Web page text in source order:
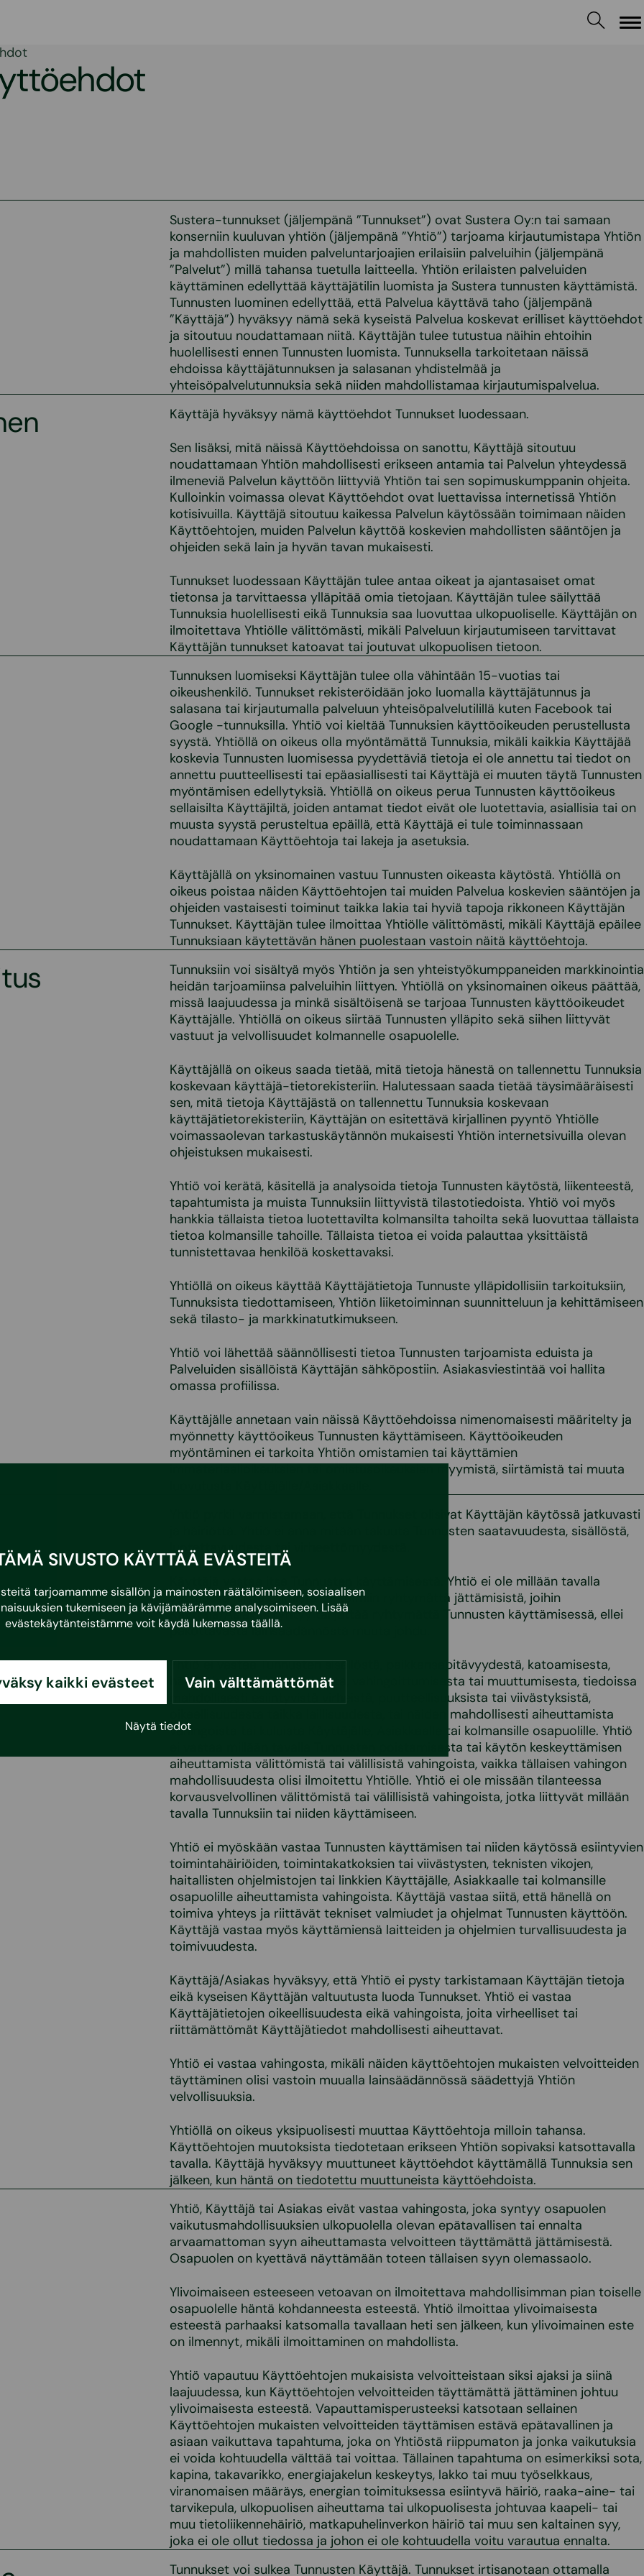
SIVUSTO KÄYTTÄÄ EVÄSTEITÄ
tarjoamamme sisällön ja mainosten räätälöimiseen, sosiaalisen
tukemiseen ja kävijämäärämme analysoimiseen. Lisää
evästekäytänteistämme voit käydä lukemassa täällä.
kaikki evästeet Vain välttämättömät
Näytä tiedot
Sustera-tunnukset (jäljempänä ”Tunnukset”) ovat Sustera Oy:n tai samaan
konserniin kuuluvan yhtiön (jäljempänä ”Yhtiö”) tarjoama kirjautumistapa Yhtiön
ja mahdollisten muiden palveluntarjoajien erilaisiin palveluihin (jäljempänä
”Palvelut”) millä tahansa tuetulla laitteella. Yhtiön erilaisten palveluiden
käyttäminen edellyttää käyttäjätilin luomista ja Sustera tunnusten käyttämistä.
Tunnusten luominen edellyttää, että Palvelua käyttävä taho (jäljempänä
”Käyttäjä”) hyväksyy nämä sekä kyseistä Palvelua koskevat erilliset käyttöehdot
ja sitoutuu noudattamaan niitä. Käyttäjän tulee tutustua näihin ehtoihin
huolellisesti ennen Tunnusten luomista. Tunnuksella tarkoitetaan näissä
ehdoissa käyttäjätunnuksen ja salasanan yhdistelmää ja
yhteisöpalvelutunnuksia sekä niiden mahdollistamaa kirjautumispalvelua.
Käyttäjä hyväksyy nämä käyttöehdot Tunnukset luodessaan.
Sen lisäksi, mitä näissä Käyttöehdoissa on sanottu, Käyttäjä sitoutuu
noudattamaan Yhtiön mahdollisesti erikseen antamia tai Palvelun yhteydessä
ilmeneviä Palvelun käyttöön liittyviä Yhtiön tai sen sopimuskumppanin ohjeita.
Kulloinkin voimassa olevat Käyttöehdot ovat luettavissa internetissä Yhtiön
kotisivuilla. Käyttäjä sitoutuu kaikessa Palvelun käytössään toimimaan näiden
Käyttöehtojen, muiden Palvelun käyttöä koskevien mahdollisten sääntöjen ja
ohjeiden sekä lain ja hyvän tavan mukaisesti.
Tunnukset luodessaan Käyttäjän tulee antaa oikeat ja ajantasaiset omat
tietonsa ja tarvittaessa ylläpitää omia tietojaan. Käyttäjän tulee säilyttää
Tunnuksia huolellisesti eikä Tunnuksia saa luovuttaa ulkopuoliselle. Käyttäjän on
ilmoitettava Yhtiölle välittömästi, mikäli Palveluun kirjautumiseen tarvittavat
Käyttäjän tunnukset katoavat tai joutuvat ulkopuolisen tietoon.
Tunnuksen luomiseksi Käyttäjän tulee olla vähintään 15-vuotias tai
oikeushenkilö. Tunnukset rekisteröidään joko luomalla käyttäjätunnus ja
salasana tai kirjautumalla palveluun yhteisöpalvelutilillä kuten Facebook tai
Google -tunnuksilla. Yhtiö voi kieltää Tunnuksien käyttöoikeuden perustellusta
syystä. Yhtiöllä on oikeus olla myöntämättä Tunnuksia, mikäli kaikkia Käyttäjää
koskevia Tunnusten luomisessa pyydettäviä tietoja ei ole annettu tai tiedot on
annettu puutteellisesti tai epäasiallisesti tai Käyttäjä ei muuten täytä Tunnusten
myöntämisen edellytyksiä. Yhtiöllä on oikeus perua Tunnusten käyttöoikeus
sellaisilta Käyttäjiltä, joiden antamat tiedot eivät ole luotettavia, asiallisia tai on
muusta syystä perusteltua epäillä, että Käyttäjä ei tule toiminnassaan
noudattamaan Käyttöehtoja tai lakeja ja asetuksia.
Käyttäjällä on yksinomainen vastuu Tunnusten oikeasta käytöstä. Yhtiöllä on
oikeus poistaa näiden Käyttöehtojen tai muiden Palvelua koskevien sääntöjen ja
ohjeiden vastaisesti toiminut taikka lakia tai hyviä tapoja rikkoneen Käyttäjän
Tunnukset. Käyttäjän tulee ilmoittaa Yhtiölle välittömästi, mikäli Käyttäjä epäilee
Tunnuksiaan käytettävän hänen puolestaan vastoin näitä käyttöehtoja.
Tunnuksiin voi sisältyä myös Yhtiön ja sen yhteistyökumppaneiden markkinointia
heidän tarjoamiinsa palveluihin liittyen. Yhtiöllä on yksinomainen oikeus päättää,
missä laajuudessa ja minkä sisältöisenä se tarjoaa Tunnusten käyttöoikeudet
Käyttäjälle. Yhtiöllä on oikeus siirtää Tunnusten ylläpito sekä siihen liittyvät
vastuut ja velvollisuudet kolmannelle osapuolelle.
Käyttäjällä on oikeus saada tietää, mitä tietoja hänestä on tallennettu Tunnuksia
koskevaan käyttäjä-tietorekisteriin. Halutessaan saada tietää täysimääräisesti
sen, mitä tietoja Käyttäjästä on tallennettu Tunnuksia koskevaan
käyttäjätietorekisteriin, Käyttäjän on esitettävä kirjallinen pyyntö Yhtiölle
voimassaolevan tarkastuskäytännön mukaisesti Yhtiön internetsivuilla olevan
ohjeistuksen mukaisesti.
Yhtiö voi kerätä, käsitellä ja analysoida tietoja Tunnusten käytöstä, liikenteestä,
tapahtumista ja muista Tunnuksiin liittyvistä tilastotiedoista. Yhtiö voi myös
hankkia tällaista tietoa luotettavilta kolmansilta tahoilta sekä luovuttaa tällaista
tietoa kolmansille tahoille. Tällaista tietoa ei voida palauttaa yksittäistä
tunnistettavaa henkilöä koskettavaksi.
Yhtiöllä on oikeus käyttää Käyttäjätietoja Tunnuste ylläpidollisiin tarkoituksiin,
Tunnuksista tiedottamiseen, Yhtiön liiketoiminnan suunnitteluun ja kehittämiseen
sekä tilasto- ja markkinatutkimukseen.
Yhtiö voi lähettää säännöllisesti tietoa Tunnusten tarjoamista eduista ja
Palveluiden sisällöistä Käyttäjän sähköpostiin. Asiakasviestintää voi hallita
omassa profiilissa.
Käyttäjälle annetaan vain näissä Käyttöehdoissa nimenomaisesti määritelty ja
myönnetty käyttöoikeus Tunnusten käyttämiseen. Käyttöoikeuden
myöntäminen ei tarkoita Yhtiön omistamien tai käyttämien
immateriaalioikeuksien tai omistusoikeuksien myymistä, siirtämistä tai muuta
Yhtiö pyrkii varmistamaan, että Tunnukset olisivat Käyttäjän käytössä jatkuvasti
ja häiriöttä. Yhtiö ei anna mitään takuuta Tunnusten saatavuudesta, sisällöstä,
luotettavuudesta tai virheettömyydestä.
Käyttäjä vastaa itse Tunnusten käyttämisestä. Yhtiö ei ole millään tavalla
vastuussa niistä toimista tai toimiin ryhtymättä jättämisistä, joihin
Käyttäjä/Asiakas ryhtyy tai jättää ryhtymättä Tunnusten käyttämisessä, ellei
pakottavasta lainsäädännöstä muuta johdu.
Yhtiö ei vastaa Tunnusten sisällöstä, paikkansapitävyydestä, katoamisesta,
häviämisestä, tuhoutumisesta, vahingoittumisesta tai muuttumisesta, tiedoissa
mahdollisesti esiintyvistä virheistä, puutteellisuuksista tai viivästyksistä,
oikeellisuudesta taikka laillisuudesta, tai näiden mahdollisesti aiheuttamista
vahingoista tai kuluista Käyttäjälle, Asiakkaalle tai kolmansille osapuolille. Yhtiö
ei vastaa millään tavalla Tunnusten poistamisesta tai käytön keskeyttämisen
aiheuttamista välittömistä tai välillisistä vahingoista, vaikka tällaisen vahingon
mahdollisuudesta olisi ilmoitettu Yhtiölle. Yhtiö ei ole missään tilanteessa
korvausvelvollinen välittömistä tai välillisistä vahingoista, jotka liittyvät millään
tavalla Tunnuksiin tai niiden käyttämiseen.
Yhtiö ei myöskään vastaa Tunnusten käyttämisen tai niiden käytössä esiintyvien
toimintahäiriöiden, toimintakatkoksien tai viivästysten, teknisten vikojen,
haitallisten ohjelmistojen tai linkkien Käyttäjälle, Asiakkaalle tai kolmansille
osapuolille aiheuttamista vahingoista. Käyttäjä vastaa siitä, että hänellä on
toimiva yhteys ja riittävät tekniset valmiudet ja ohjelmat Tunnusten käyttöön.
Käyttäjä vastaa myös käyttämiensä laitteiden ja ohjelmien turvallisuudesta ja
toimivuudesta.
Käyttäjä/Asiakas hyväksyy, että Yhtiö ei pysty tarkistamaan Käyttäjän tietoja
eikä kyseisen Käyttäjän valtuutusta luoda Tunnukset. Yhtiö ei vastaa
Käyttäjätietojen oikeellisuudesta eikä vahingoista, joita virheelliset tai
riittämättömät Käyttäjätiedot mahdollisesti aiheuttavat.
Yhtiö ei vastaa vahingosta, mikäli näiden käyttöehtojen mukaisten velvoitteiden
täyttäminen olisi vastoin muualla lainsäädännössä säädettyjä Yhtiön
velvollisuuksia.
Yhtiöllä on oikeus yksipuolisesti muuttaa Käyttöehtoja milloin tahansa.
Käyttöehtojen muutoksista tiedotetaan erikseen Yhtiön sopivaksi katsottavalla
tavalla. Käyttäjä hyväksyy muuttuneet käyttöehdot käyttämällä Tunnuksia sen
jälkeen, kun häntä on tiedotettu muuttuneista käyttöehdoista.
Yhtiö, Käyttäjä tai Asiakas eivät vastaa vahingosta, joka syntyy osapuolen
vaikutusmahdollisuuksien ulkopuolella olevan epätavallisen tai ennalta
arvaamattoman syyn aiheuttamasta velvoitteen täyttämättä jättämisestä.
Osapuolen on kyettävä näyttämään toteen tällaisen syyn olemassaolo.
Ylivoimaiseen esteeseen vetoavan on ilmoitettava mahdollisimman pian toiselle
osapuolelle häntä kohdanneesta esteestä. Yhtiö ilmoittaa ylivoimaisesta
esteestä parhaaksi katsomalla tavallaan heti sen jälkeen, kun ylivoimainen este
on ilmennyt, mikäli ilmoittaminen on mahdollista.
Yhtiö vapautuu Käyttöehtojen mukaisista velvoitteistaan siksi ajaksi ja siinä
laajuudessa, kun Käyttöehtojen velvoitteiden täyttämättä jättäminen johtuu
ylivoimaisesta esteestä. Vapauttamisperusteeksi katsotaan sellainen
Käyttöehtojen mukaisten velvoitteiden täyttämisen estävä epätavallinen ja
asiaan vaikuttava tapahtuma, joka on Yhtiöstä riippumaton ja jonka vaikutuksia
ei voida kohtuudella välttää tai voittaa. Tällainen tapahtuma on esimerkiksi sota,
kapina, takavarikko, energiajakelun keskeytys, lakko tai muu työselkkaus,
viranomaisen määräys, energian toimituksessa esiintyvä häiriö, raaka-aine- tai
tarvikepula, ulkopuolisen aiheuttama tai ulkopuolisesta johtuvaa kaapeli- tai
muu tietoliikennehäiriö, matkapuhelinverkon häiriö tai muu sen kaltainen syy,
joka ei ole ollut tiedossa ja johon ei ole kohtuudella voitu varautua ennalta.
Tunnukset voi sulkea Tunnusten Käyttäjä. Tunnukset irtisanotaan ottamalla